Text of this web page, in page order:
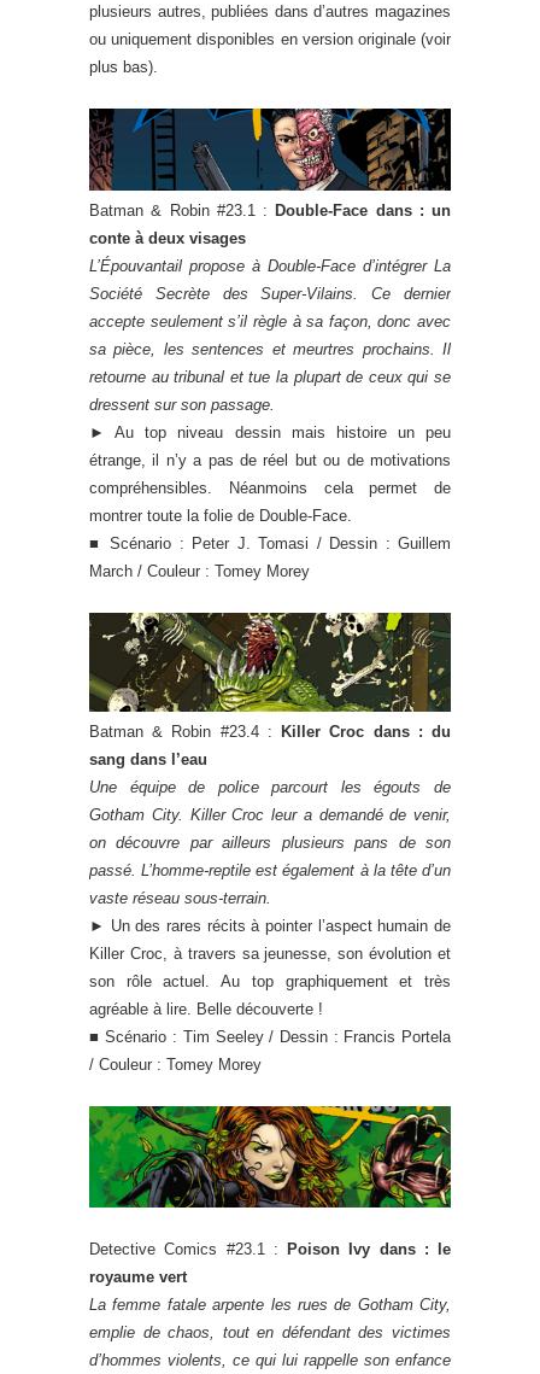
plusieurs autres, publiées dans d’autres magazines
ou uniquement disponibles en version originale (voir
plus bas).
Batman & Robin #23.1 : Double-Face dans : un
conte à deux visages
L’Épouvantail propose à Double-Face d’intégrer La
Société Secrète des Super-Vilains. Ce dernier
accepte seulement s’il règle à sa façon, donc avec
sa pièce, les sentences et meurtres prochains. Il
retourne au tribunal et tue la plupart de ceux qui se
dressent sur son passage.
► Au top niveau dessin mais histoire un peu
étrange, il n’y a pas de réel but ou de motivations
compréhensibles. Néanmoins cela permet de
montrer toute la folie de Double-Face.
■ Scénario : Peter J. Tomasi / Dessin : Guillem
March / Couleur : Tomey Morey
Batman & Robin #23.4 :
Killer Croc dans : du
sang dans l’eau
Une équipe de police parcourt les égouts de
Gotham City. Killer Croc leur a demandé de venir,
on découvre par ailleurs plusieurs pans de son
passé. L’homme-reptile est également à la tête d’un
vaste réseau sous-terrain.
► Un des rares récits à pointer l’aspect humain de
Killer Croc, à travers sa jeunesse, son évolution et
son rôle actuel. Au top graphiquement et très
agréable à lire. Belle découverte !
■ Scénario : Tim Seeley / Dessin : Francis Portela
/ Couleur : Tomey Morey
Detective Comics #23.1 :
Poison Ivy dans : le
royaume vert
La femme fatale arpente les rues de Gotham City,
emplie de chaos, tout en défendant des victimes
d’hommes violents, ce qui lui rappelle son enfance